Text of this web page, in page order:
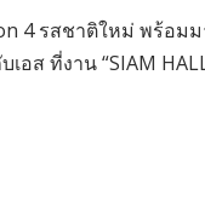
4 รสชาติใหม่ พร้อม
ส ที่งาน “SIAM